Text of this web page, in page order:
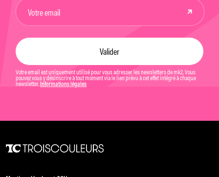
Votre email est uniquement utilisé pour vous adresser les newsletters de mk2. Vous
pouvez vous y désinscrire à tout moment via le lien prévu à cet effet intégré à chaque
newsletter. Informations légales